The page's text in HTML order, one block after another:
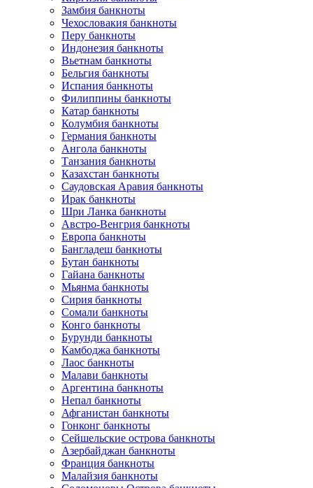
Замбия банкноты
Чехословакия банкноты
Перу банкноты
Индонезия банкноты
Вьетнам банкноты
Бельгия банкноты
Испания банкноты
Филиппины банкноты
Катар банкноты
Колумбия банкноты
Германия банкноты
Ангола банкноты
Танзания банкноты
Казахстан банкноты
Саудовская Аравия банкноты
Ирак банкноты
Шри Ланка банкноты
Австро-Венгрия банкноты
Европа банкноты
Бангладеш банкноты
Бутан банкноты
Гайана банкноты
Мьянма банкноты
Сирия банкноты
Сомали банкноты
Конго банкноты
Бурунди банкноты
Камбоджа банкноты
Лаос банкноты
Малави банкноты
Аргентина банкноты
Непал банкноты
Афганистан банкноты
Гонконг банкноты
Сейшельские острова банкноты
Азербайджан банкноты
Франция банкноты
Малайзия банкноты